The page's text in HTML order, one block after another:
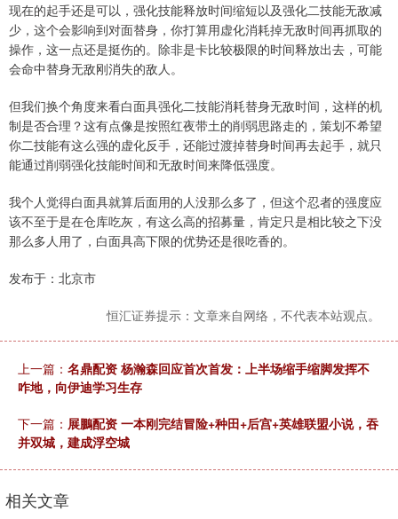
现在的起手还是可以，强化技能释放时间缩短以及强化二技能无敌减
少，这个会影响到对面替身，你打算用虚化消耗掉无敌时间再抓取的
操作，这一点还是挺伤的。除非是卡比较极限的时间释放出去，可能
会命中替身无敌刚消失的敌人。
但我们换个角度来看白面具强化二技能消耗替身无敌时间，这样的机
制是否合理？这有点像是按照红夜带土的削弱思路走的，策划不希望
你二技能有这么强的虚化反手，还能过渡掉替身时间再去起手，就只
能通过削弱强化技能时间和无敌时间来降低强度。
我个人觉得白面具就算后面用的人没那么多了，但这个忍者的强度应
该不至于是在仓库吃灰，有这么高的招募量，肯定只是相比较之下没
那么多人用了，白面具高下限的优势还是很吃香的。
发布于：北京市
恒汇证券提示：文章来自网络，不代表本站观点。
上一篇： 名鼎配资 杨瀚森回应首次首发：上半场缩手缩脚发挥不
咋地，向伊迪学习生存
下一篇： 展鵬配资 一本刚完结冒险+种田+后宫+英雄联盟小说，吞
并双城，建成浮空城
相关文章